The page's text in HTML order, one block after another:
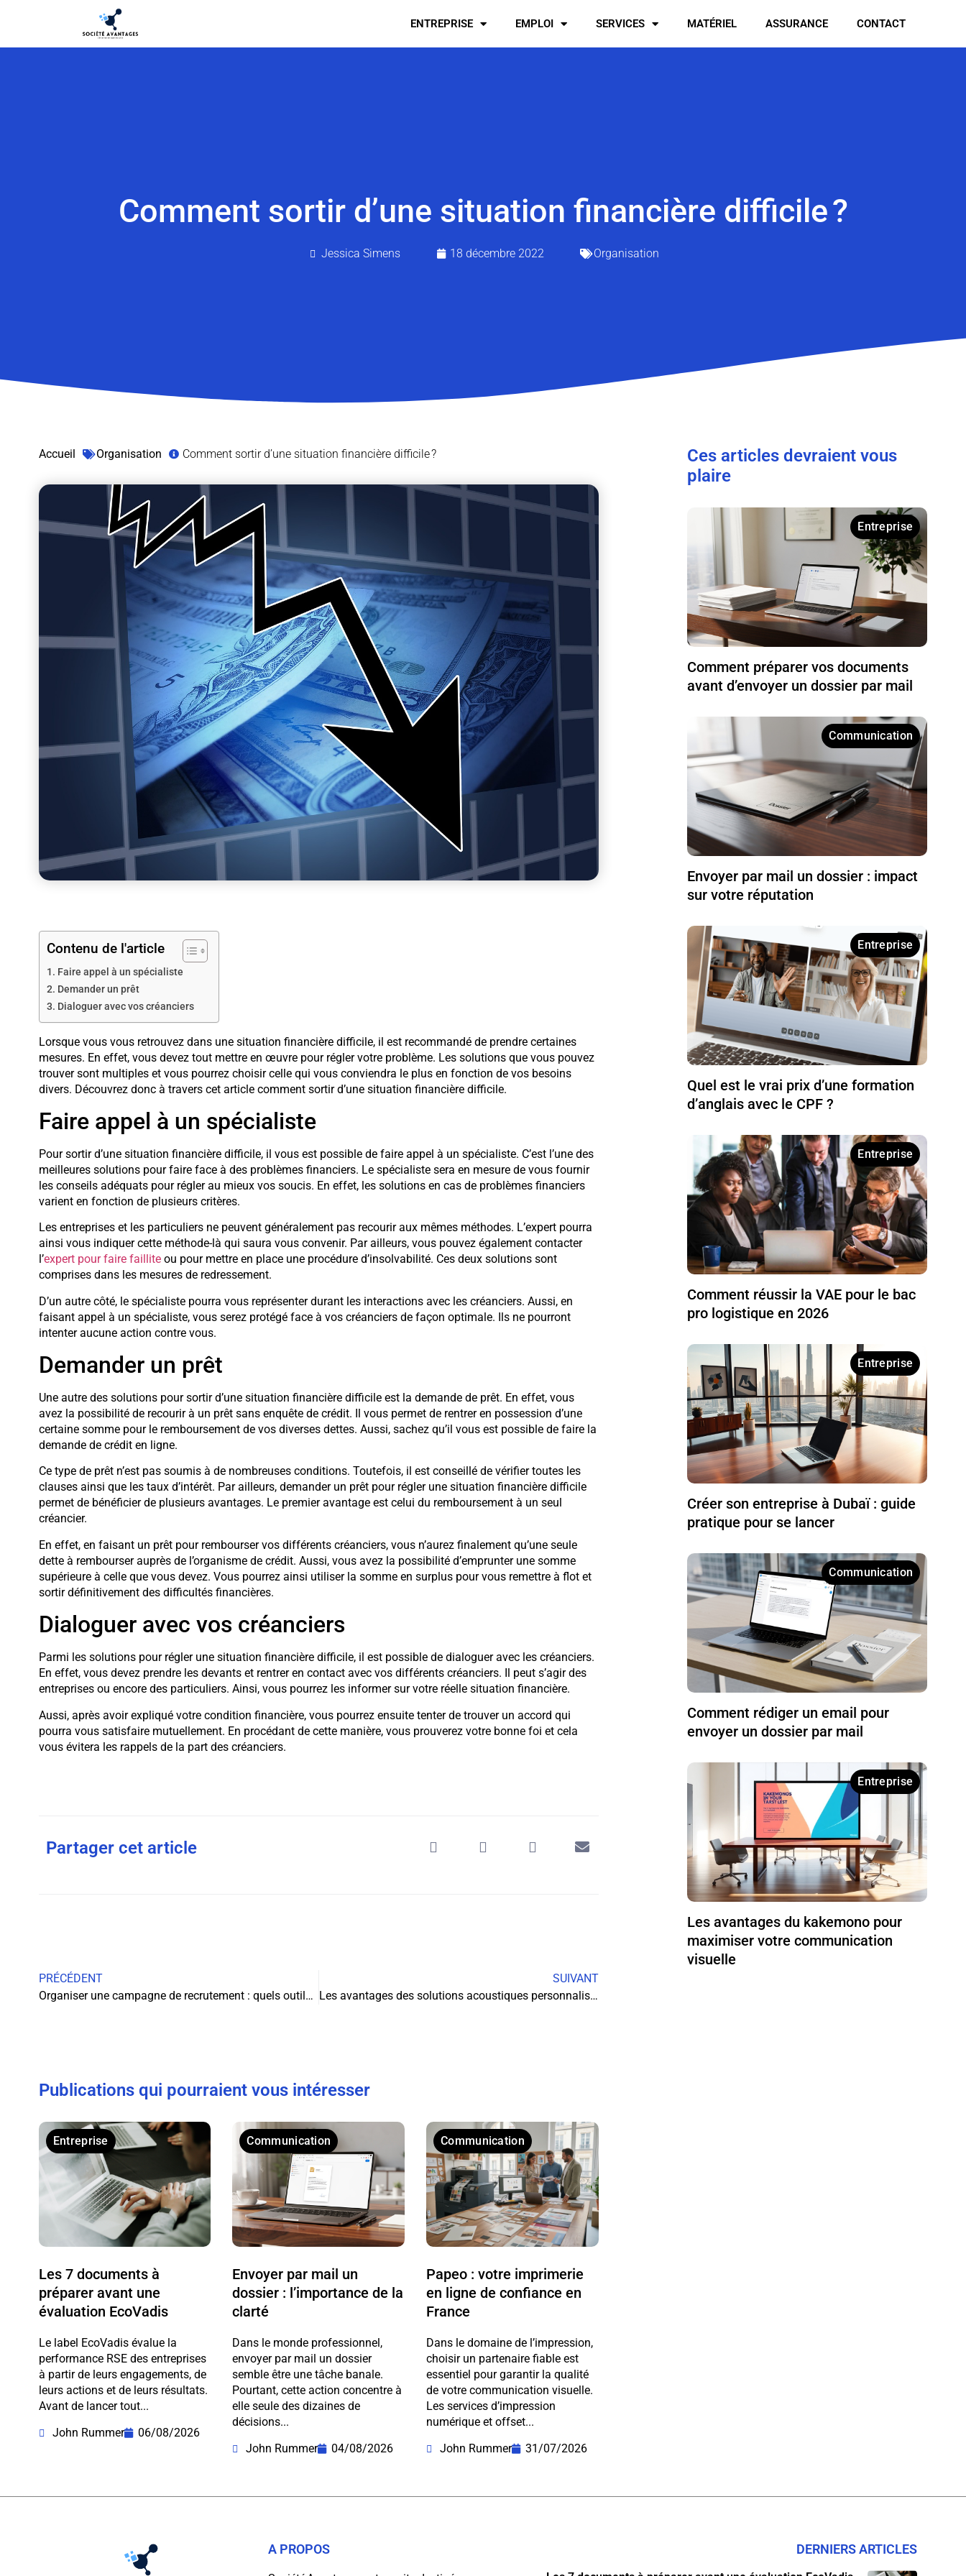
ENTREPRISE EMPLOI SERVICES MATÉRIEL ASSURANCE CONTACT
Comment sortir d’une situation financière difficile ?
Jessica Simens 18 décembre 2022 Organisation
Accueil Organisation Comment sortir d’une situation financière difficile ?
Contenu de l'article
Faire appel à un spécialiste
Demander un prêt
Dialoguer avec vos créanciers
Lorsque vous vous retrouvez dans une situation financière difficile, il est recommandé de prendre certaines
mesures. En effet, vous devez tout mettre en œuvre pour régler votre problème. Les solutions que vous pouvez
trouver sont multiples et vous pourrez choisir celle qui vous conviendra le plus en fonction de vos besoins
divers. Découvrez donc à travers cet article comment sortir d’une situation financière difficile.
Faire appel à un spécialiste
Pour sortir d’une situation financière difficile, il vous est possible de faire appel à un spécialiste. C’est l’une des
meilleures solutions pour faire face à des problèmes financiers. Le spécialiste sera en mesure de vous fournir
les conseils adéquats pour régler au mieux vos soucis. En effet, les solutions en cas de problèmes financiers
varient en fonction de plusieurs critères.
Les entreprises et les particuliers ne peuvent généralement pas recourir aux mêmes méthodes. L’expert pourra
ainsi vous indiquer cette méthode-là qui saura vous convenir. Par ailleurs, vous pouvez également contacter
l’expert pour faire failliteou pour mettre en place une procédure d’insolvabilité. Ces deux solutions sont
comprises dans les mesures de redressement.
D’un autre côté, le spécialiste pourra vous représenter durant les interactions avec les créanciers. Aussi, en
faisant appel à un spécialiste, vous serez protégé face à vos créanciers de façon optimale. Ils ne pourront
intenter aucune action contre vous.
Demander un prêt
Une autre des solutions pour sortir d’une situation financière difficile est la demande de prêt. En effet, vous
avez la possibilité de recourir à un prêt sans enquête de crédit. Il vous permet de rentrer en possession d’une
certaine somme pour le remboursement de vos diverses dettes. Aussi, sachez qu’il vous est possible de faire la
demande de crédit en ligne.
Ce type de prêt n’est pas soumis à de nombreuses conditions. Toutefois, il est conseillé de vérifier toutes les
clauses ainsi que les taux d’intérêt. Par ailleurs, demander un prêt pour régler une situation financière difficile
permet de bénéficier de plusieurs avantages. Le premier avantage est celui du remboursement à un seul
créancier.
En effet, en faisant un prêt pour rembourser vos différents créanciers, vous n’aurez finalement qu’une seule
dette à rembourser auprès de l’organisme de crédit. Aussi, vous avez la possibilité d’emprunter une somme
supérieure à celle que vous devez. Vous pourrez ainsi utiliser la somme en surplus pour vous remettre à flot et
sortir définitivement des difficultés financières.
Dialoguer avec vos créanciers
Parmi les solutions pour régler une situation financière difficile, il est possible de dialoguer avec les créanciers.
En effet, vous devez prendre les devants et rentrer en contact avec vos différents créanciers. Il peut s’agir des
entreprises ou encore des particuliers. Ainsi, vous pourrez les informer sur votre réelle situation financière.
Aussi, après avoir expliqué votre condition financière, vous pourrez ensuite tenter de trouver un accord qui
pourra vous satisfaire mutuellement. En procédant de cette manière, vous prouverez votre bonne foi et cela
vous évitera les rappels de la part des créanciers.
Partager cet article
PRÉCÉDENT
Organiser une campagne de recrutement : quels outils utiliser de nos jours ?
SUIVANT
Les avantages des solutions acoustiques personnalisées pour l’insonorisation industrielle
Publications qui pourraient vous intéresser
Entreprise
Les 7 documents à
préparer avant une
évaluation EcoVadis
Le label EcoVadis évalue la
performance RSE des entreprises
à partir de leurs engagements, de
leurs actions et de leurs résultats.
Avant de lancer tout...
John Rummer
06/08/2026
Communication
Envoyer par mail un
dossier : l’importance de la
clarté
Dans le monde professionnel,
envoyer par mail un dossier
semble être une tâche banale.
Pourtant, cette action concentre à
elle seule des dizaines de
décisions...
John Rummer
04/08/2026
Communication
Papeo : votre imprimerie
en ligne de confiance en
France
Dans le domaine de l’impression,
choisir un partenaire fiable est
essentiel pour garantir la qualité
de votre communication visuelle.
Les services d’impression
numérique et offset...
John Rummer
31/07/2026
Ces articles devraient vous
plaire
Entreprise
Comment préparer vos documents
avant d’envoyer un dossier par mail
Communication
Envoyer par mail un dossier : impact
sur votre réputation
Entreprise
Quel est le vrai prix d’une formation
d’anglais avec le CPF ?
Entreprise
Comment réussir la VAE pour le bac
pro logistique en 2026
Entreprise
Créer son entreprise à Dubaï : guide
pratique pour se lancer
Communication
Comment rédiger un email pour
envoyer un dossier par mail
Entreprise
Les avantages du kakemono pour
maximiser votre communication
visuelle
A PROPOS DERNIERS ARTICLES